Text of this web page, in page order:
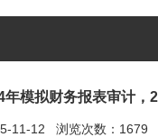
模拟财务报表审计，
11-12 浏览次数：1679